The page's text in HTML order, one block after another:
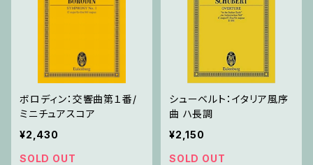
ボロディン：交響曲第１番/
ミニチュアスコア
¥2,430
SOLD OUT
シューベルト：イタリア風序
曲 ハ長調
¥2,150
SOLD OUT